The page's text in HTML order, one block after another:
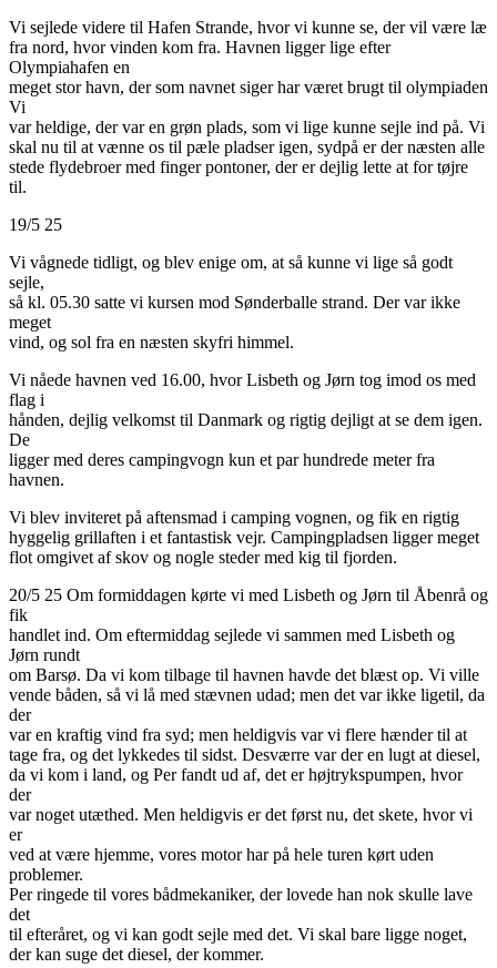
Vi sejlede videre til Hafen Strande, hvor vi kunne se, der vil være læ
fra nord, hvor vinden kom fra. Havnen ligger lige efter
Olympiahafen en
meget stor havn, der som navnet siger har været brugt til olympiaden
Vi
var heldige, der var en grøn plads, som vi lige kunne sejle ind på. Vi
skal nu til at vænne os til pæle pladser igen, sydpå er der næsten alle
stede flydebroer med finger pontoner, der er dejlig lette at for tøjre
til.
19/5 25
Vi vågnede tidligt, og blev enige om, at så kunne vi lige så godt
sejle,
så kl. 05.30 satte vi kursen mod Sønderballe strand. Der var ikke
meget
vind, og sol fra en næsten skyfri himmel.
Vi nåede havnen ved 16.00, hvor Lisbeth og Jørn tog imod os med
flag i
hånden, dejlig velkomst til Danmark og rigtig dejligt at se dem igen.
De
ligger med deres campingvogn kun et par hundrede meter fra
havnen.
Vi blev inviteret på aftensmad i camping vognen, og fik en rigtig
hyggelig grillaften i et fantastisk vejr. Campingpladsen ligger meget
flot omgivet af skov og nogle steder med kig til fjorden.
20/5 25 Om formiddagen kørte vi med Lisbeth og Jørn til Åbenrå og
fik
handlet ind. Om eftermiddag sejlede vi sammen med Lisbeth og
Jørn rundt
om Barsø. Da vi kom tilbage til havnen havde det blæst op. Vi ville
vende båden, så vi lå med stævnen udad; men det var ikke ligetil, da
der
var en kraftig vind fra syd; men heldigvis var vi flere hænder til at
tage fra, og det lykkedes til sidst. Desværre var der en lugt at diesel,
da vi kom i land, og Per fandt ud af, det er højtrykspumpen, hvor
der
var noget utæthed. Men heldigvis er det først nu, det skete, hvor vi
er
ved at være hjemme, vores motor har på hele turen kørt uden
problemer.
Per ringede til vores bådmekaniker, der lovede han nok skulle lave
det
til efteråret, og vi kan godt sejle med det. Vi skal bare ligge noget,
der kan suge det diesel, der kommer.